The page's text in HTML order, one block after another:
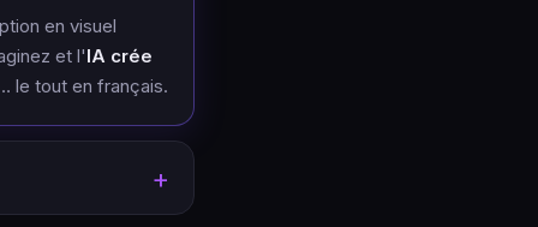
en visuel
et l'IA crée
le tout en français.